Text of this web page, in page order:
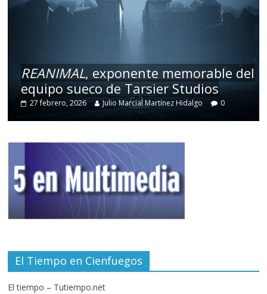
REANIMAL, exponente memorable del
equipo sueco de Tarsier Studios
27 febrero, 2026 Julio Marcial Martínez Hidalgo 0
El Tiempo en Cienfuegos
El tiempo – Tutiempo.net